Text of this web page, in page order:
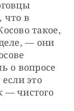
что в
такое,
— они
о вопросе
это
— чистого